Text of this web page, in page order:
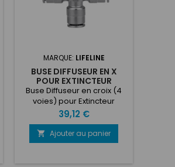
MARQUE: LIFELINE
BUSE DIFFUSEUR EN X
POUR EXTINCTEUR
LIFELINE (4X8MM)
Buse Diffuseur en croix (4
voies) pour Extincteur
LIFELINE 4x8mm
Prix
39,12 €
 Ajouter au panier